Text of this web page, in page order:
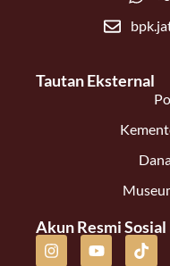
Tautan Eksternal
Akun Resmi